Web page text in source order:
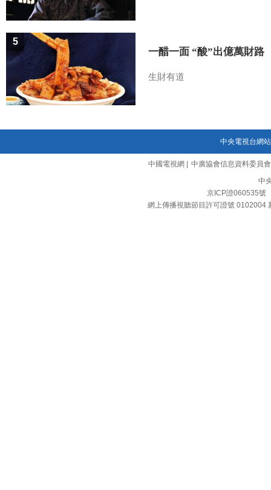
一醋一面 “酸”出億萬財路
生財有道
5
中央電視台網站
中國電視網
中廣協會信息資料委員會
中
京ICP證060535號
網上傳播視聽節目許可證號 0102004